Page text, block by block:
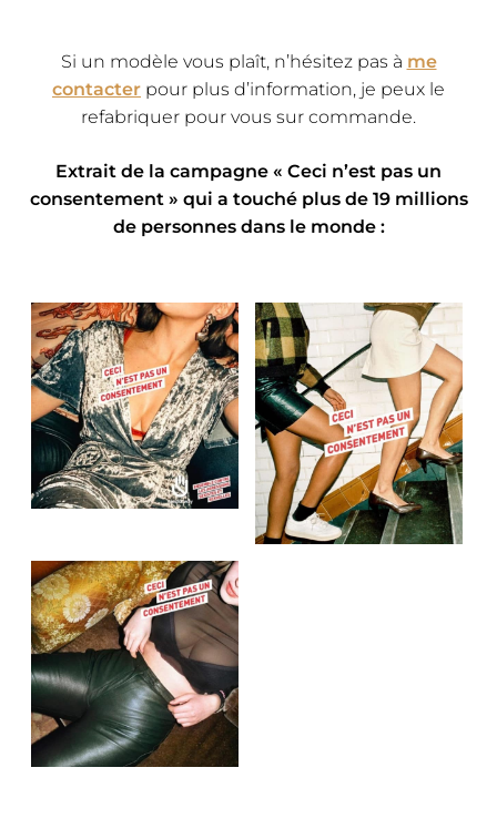
​Si un modèle vous plaît, n’hésitez pas à me
contacter pour plus d’information, je peux le
refabriquer pour vous sur commande.
Extrait de la campagne « Ceci n’est pas un
consentement » qui a touché plus de 19 millions
de personnes dans le monde :